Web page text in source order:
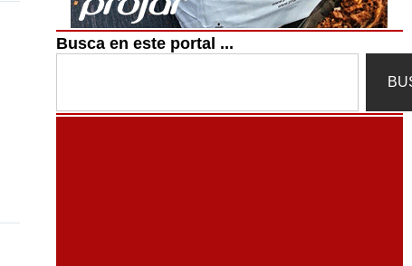
Busca en este portal ...